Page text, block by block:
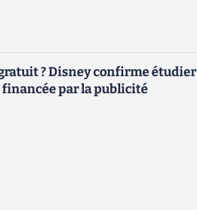
? Disney confirme étudier
par la publicité